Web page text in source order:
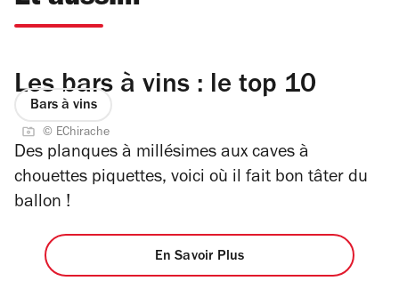
Les bars à vins : le top 10
Bars à vins
© EChirache
Des planques à millésimes aux caves à
chouettes piquettes, voici où il fait bon tâter du
ballon !
En Savoir Plus